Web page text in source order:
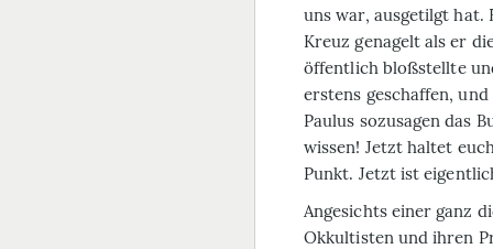
uns war, ausgetilgt hat.
Kreuz genagelt als er
öffentlich bloßstellte
erstens geschaffen,
Paulus sozusagen das
wissen! Jetzt haltet
Punkt. Jetzt ist
Angesichts einer ganz
Okkultisten und ihren